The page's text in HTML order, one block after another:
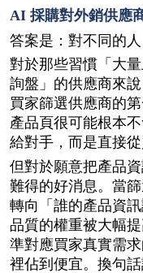
AI 採購對外銷供應
答案是：對不同的人
對於那些習慣「大
詢盤」的供應商來
買家篩選供應商的
產品頁很可能根本
給對手，而是直接從
但對於願意把產品
難得的好消息。當
轉向「誰的產品資
品質的權重被大幅
準對應買家真實需
裡佔到便宜。換句